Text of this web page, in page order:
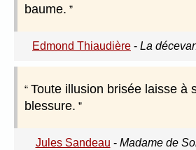
baume.
Edmond Thiaudière - La
Toute illusion brisée laisse à
blessure.
Jules Sandeau - Madame de